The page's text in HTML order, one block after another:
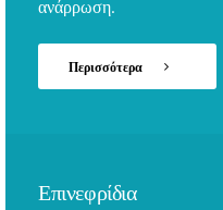
ανάρρωση.
Περισσότερα
Επινεφρίδια